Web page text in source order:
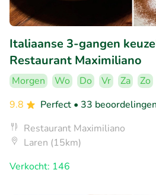
Italiaanse 3-gangen
Restaurant Maximiliano
Morgen Wo Do Vr Za
Zo
9.8
Perfect • 33 beoordelingen
Restaurant Maximiliano
Laren (15km)
Verkocht: 146